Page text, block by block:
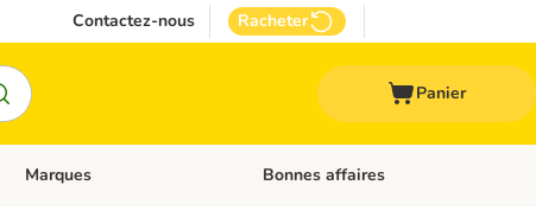
Contactez-nous Racheter
Panier
Dérouler les catégories: Aliments médicalisés
Marques Dérouler les catégories: Marques
Bonnes affaires